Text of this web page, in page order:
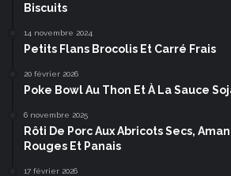
Biscuits
14 novembre 2024
Petits Flans Brocolis Et Carré Frais
20 février 2026
Poke Bowl Au Thon Et À La Sauce
6 novembre 2025
Rôti De Porc Aux Abricots Secs,
Rouges Et Panais
17 février 2026